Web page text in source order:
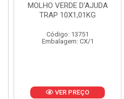
MOLHO VERDE D'AJUDA
TRAP 10X1,01KG
Código: 13751
Embalagem: CX/1
VER PREÇO